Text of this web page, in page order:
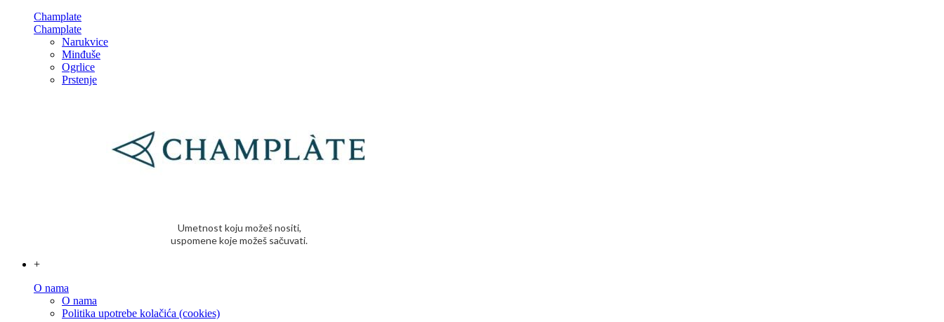
Champlate
Champlate
Narukvice
Minđuše
Ogrlice
Prstenje
Umetnost koju možeš nositi,
uspomene koje možeš sačuvati.
+
O nama
O nama
Politika upotrebe kolačića (cookies)